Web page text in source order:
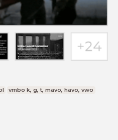
vmbo k, g, t, mavo, havo, vwo